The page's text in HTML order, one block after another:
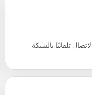
تلقائيًا بالشبكة